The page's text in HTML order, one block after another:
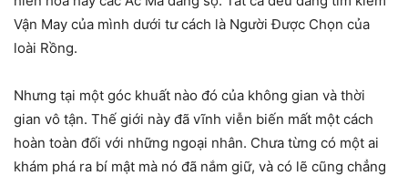
Vận May của mình dưới tư cách là Người Được Chọn của
loài Rồng.
Nhưng tại một góc khuất nào đó của không gian và thời
gian vô tận. Thế giới này đã vĩnh viễn biến mất một cách
hoàn toàn đối với những ngoại nhân. Chưa từng có một ai
khám phá ra bí mật mà nó đã nắm giữ, và có lẽ cũng chẳng